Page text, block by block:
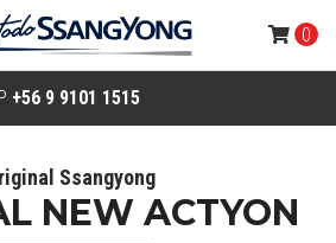
+56 9 9101 1515
0
Ssangyong
NEW ACTYON